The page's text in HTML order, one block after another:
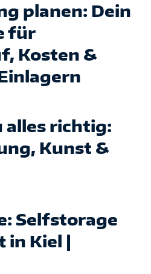
planen: Dein
für
Kosten &
alles richtig:
Kunst &
Selfstorage
in Kiel |